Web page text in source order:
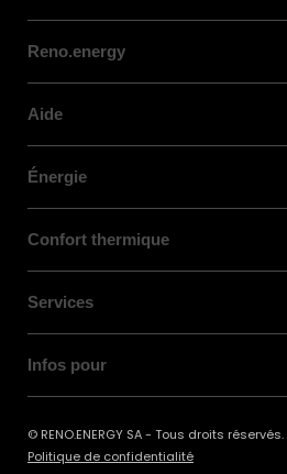
Reno.energy
Aide
Énergie
Confort thermique
Services
Infos pour
© RENO.ENERGY SA - Tous droits réservés.
Politique de confidentialité